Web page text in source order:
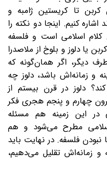
تا کریستین ژامبه و
اشاره کنیم. اینجا دو نکته را
کلام اسلامی است و فلسفه
یا دلوز و بلوخ از ملاصدرا
دیگر، اگر همان‌گونه که
و زمانه‌اش باشد، دلوز چه
دلوز در قرن بیستم از
چهارم و پنجم هجری فکر
در این زمینه هم مسئله
مطرح می‌شود و هم
نبودن فلسفه. در نهایت باید
و زمانه‌اش تقلیل می‌دهیم،